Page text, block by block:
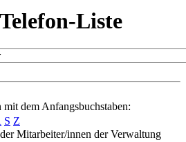
Liste
dem Anfangsbuchstaben:
S Z
Mitarbeiter/innen der Verwaltung